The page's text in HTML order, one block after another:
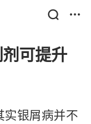
可提升
实银屑病并不